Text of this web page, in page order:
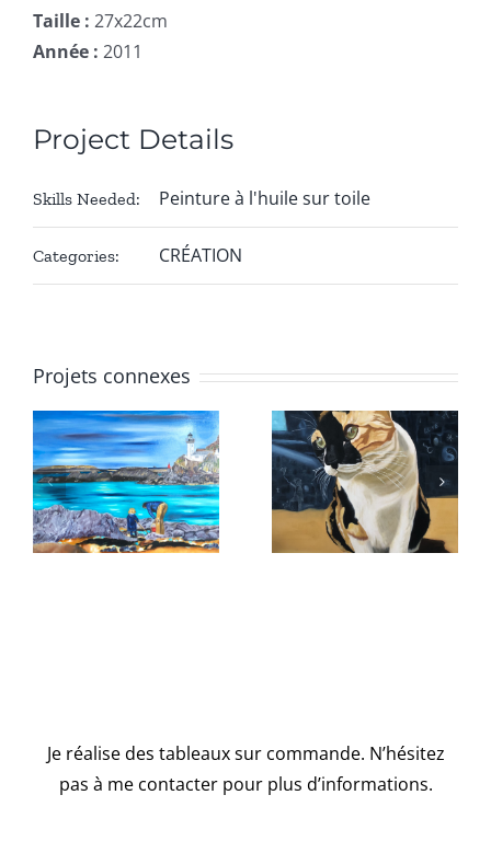
Taille : 27x22cm
Année : 2011
Project Details
Skills Needed: Peinture à l'huile sur toile
Categories: CRÉATION
Projets connexes
La pêche
aux crabes
– Carantec
Pin up 1
Je réalise des tableaux sur commande. N’hésitez
pas à me contacter pour plus d’informations.